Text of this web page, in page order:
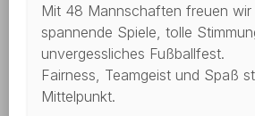
Mit 48 Mannschaften freuen
spannende Spiele, tolle
unvergessliches Fußballfest.
Fairness, Teamgeist und Spaß
Mittelpunkt.